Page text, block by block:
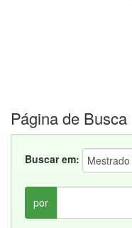
Página de Busca
Buscar em:
por